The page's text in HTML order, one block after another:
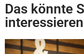
Das könnte